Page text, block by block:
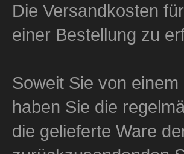
Die Versandkosten
einer Bestellung zu
Soweit Sie von
haben Sie die
die gelieferte Ware